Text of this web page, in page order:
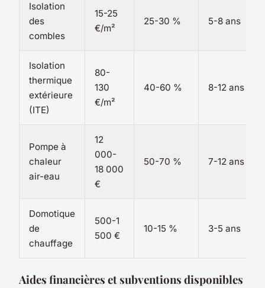
Isolation
des
combles
15-25
€/m²
25-30 % 5-8 ans
Isolation
thermique
extérieure
(ITE)
80-
130
€/m²
40-60 % 8-12 ans
Pompe à
chaleur
air-eau
12
000-
18 000
€
50-70 % 7-12 ans
Domotique
de
chauffage
500-1
500 €
10-15 % 3-5 ans
Aides financières et subventions disponibles